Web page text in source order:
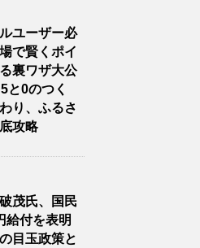
ユーザー必
で賢くポイ
裏ワザ大公
と0のつく
り、ふるさ
攻略
茂氏、国民
給付を表明
目玉政策と